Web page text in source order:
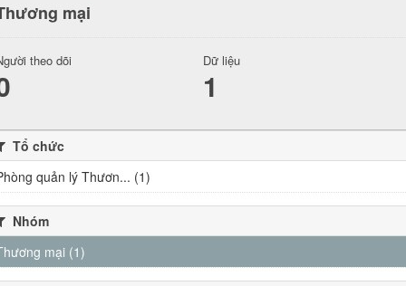
mại
theo dõi Dữ liệu
1
Tổ chức
quản lý Thươn... (1)
Nhóm
mại (1)